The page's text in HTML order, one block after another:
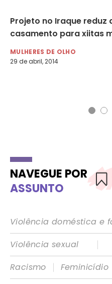
Projeto no Iraque reduz
casamento para xiitas
MULHERES DE OLHO
29 de abril, 2014
NAVEGUE POR
ASSUNTO
Violência doméstica e
Violência sexual
|
Racismo
| Feminicídio